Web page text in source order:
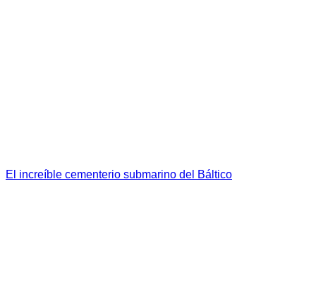
El increíble cementerio submarino del Báltico